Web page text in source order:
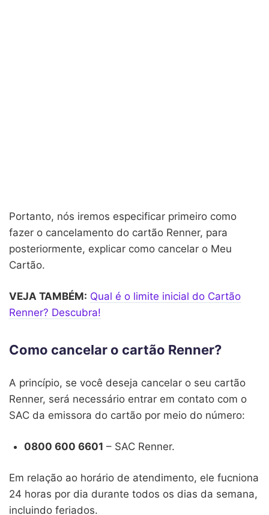
Portanto, nós iremos especificar primeiro como
fazer o cancelamento do cartão Renner, para
posteriormente, explicar como cancelar o Meu
Cartão.
VEJA TAMBÉM: Qual é o limite inicial do Cartão
Renner? Descubra!
Como cancelar o cartão Renner?
A princípio, se você deseja cancelar o seu cartão
Renner, será necessário entrar em contato com o
SAC da emissora do cartão por meio do número:
0800 600 6601 – SAC Renner.
Em relação ao horário de atendimento, ele fucniona
24 horas por dia durante todos os dias da semana,
incluindo feriados.